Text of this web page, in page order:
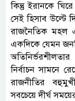
কিন্তু ইরানকে
সেই হিসাব উল্টে
রাজনৈতিক মহল
একদিকে যেমন
নির্বাচন সামনে
রাজনীতির
সবচেয়ে দীর্ঘ